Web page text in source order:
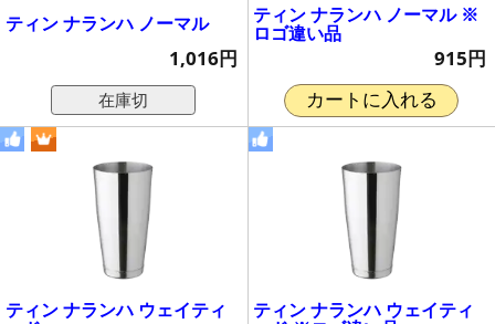
ティン ナランハ ノーマル
1,016円
在庫切
ティン ナランハ ノーマル ※
ロゴ違い品
915円
カートに入れる
ティン ナランハ ウェイティ ティン ナランハ ウェイティ